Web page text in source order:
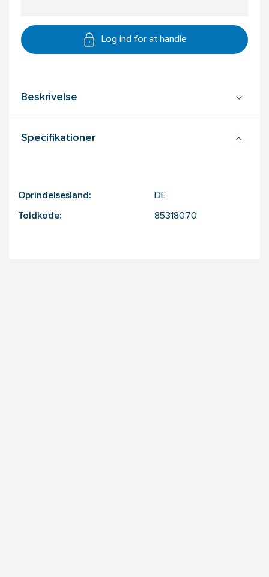
Log ind for at handle
Beskrivelse
Specifikationer
Oprindelsesland: DE
Toldkode: 85318070